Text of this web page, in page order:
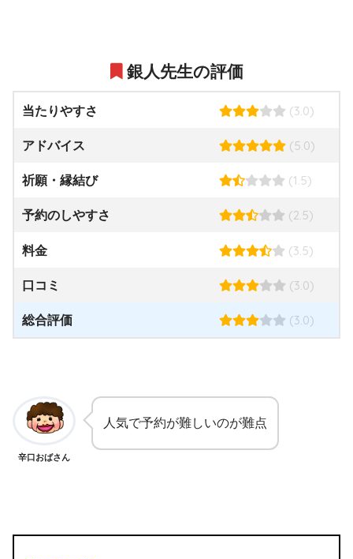
銀人先生の評価
当たりやすさ (3.0)
アドバイス (5.0)
祈願・縁結び (1.5)
予約のしやすさ (2.5)
料金 (3.5)
口コミ (3.0)
総合評価 (3.0)
辛口おばさん
人気で予約が難しいのが難点